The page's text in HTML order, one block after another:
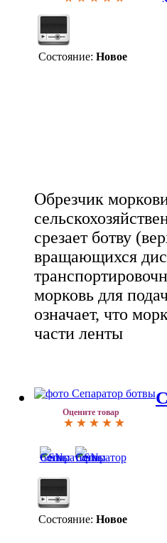
Состояние: Новое
Обрезчик
срезает ботву
вращающихся
морковь для
означает, что
части ленты
Оцените товар
Состояние: Новое